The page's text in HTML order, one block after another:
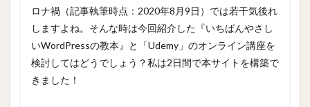
ロナ禍（記事執筆時点：2020年8月9日）では若干気後れ
しますよね。そんな時は今回紹介した『いちばんやさし
いWordPressの教本』と「Udemy」のオンライン講座を
検討してはどうでしょう？私は2日間で本サイトを構築で
きました！